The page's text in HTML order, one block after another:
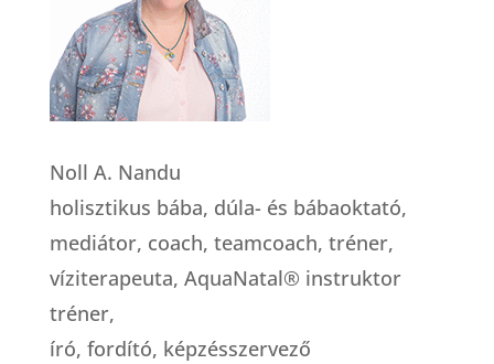
Noll A. Nandu
holisztikus bába, dúla- és bábaoktató,
mediátor, coach, teamcoach, tréner,
víziterapeuta, AquaNatal® instruktor
tréner,
író, fordító, képzésszervező